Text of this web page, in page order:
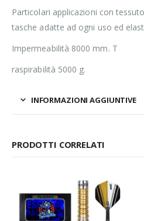
Particolari applicazioni con
tasche adatte ad ogni uso ed
Impermeabilità 8000 mm. T
raspirabilità 5000 g.
INFORMAZIONI AGGIUNTIVE
PRODOTTI CORRELATI